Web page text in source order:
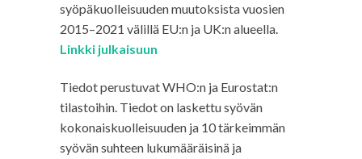
syöpäkuolleisuuden muutoksista vuosien
2015–2021 välillä EU:n ja UK:n alueella.
Linkki julkaisuun
Tiedot perustuvat WHO:n ja Eurostat:n
tilastoihin. Tiedot on laskettu syövän
kokonaiskuolleisuuden ja 10 tärkeimmän
syövän suhteen lukumääräisinä ja